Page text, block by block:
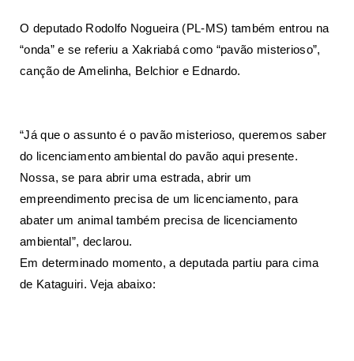
O deputado Rodolfo Nogueira (PL-MS) também entrou na
“onda” e se referiu a Xakriabá como “pavão misterioso”,
canção de Amelinha, Belchior e Ednardo.
“Já que o assunto é o pavão misterioso, queremos saber
do licenciamento ambiental do pavão aqui presente.
Nossa, se para abrir uma estrada, abrir um
empreendimento precisa de um licenciamento, para
abater um animal também precisa de licenciamento
ambiental”, declarou.
Em determinado momento, a deputada partiu para cima
de Kataguiri. Veja abaixo: